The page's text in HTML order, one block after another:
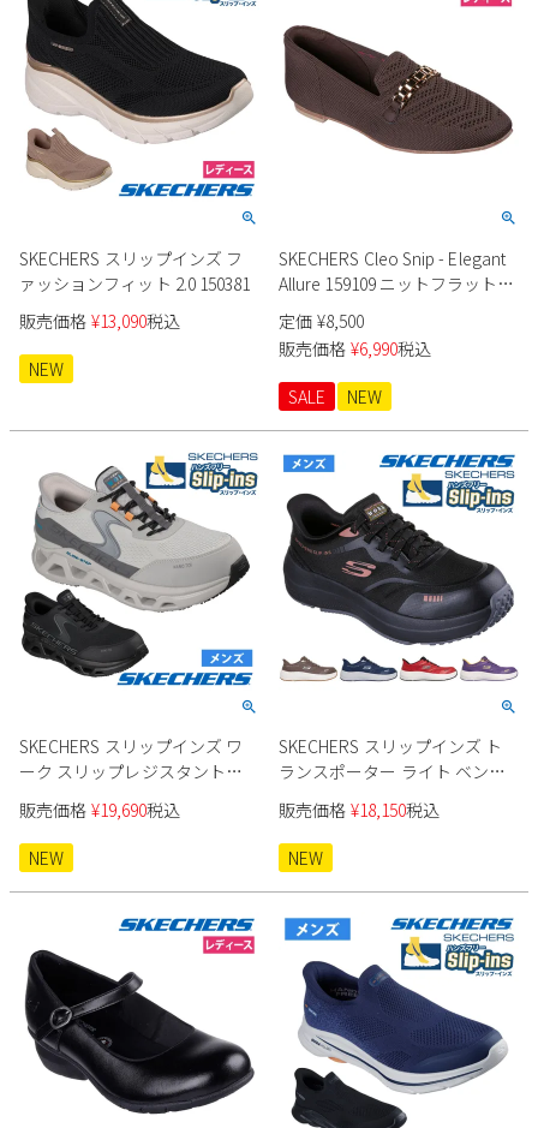
SKECHERS スリップインズ フ
ァッションフィット 2.0 150381
販売価格 ¥13,090税込
NEW
SKECHERS Cleo Snip - Elegant
Allure 159109 ニットフラットシ
ューズ
定価 ¥8,500
販売価格 ¥6,990税込
SALE
NEW
SKECHERS スリップインズ ワ
ーク スリップレジスタント
200452J メンズ ワークシューズ
販売価格 ¥19,690税込
NEW
SKECHERS スリップインズ ト
ランスポーター ライト ベン
200262J メンズ
販売価格 ¥18,150税込
NEW